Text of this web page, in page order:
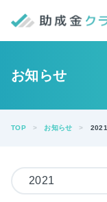
お知らせ
TOP お知らせ 2021
2021